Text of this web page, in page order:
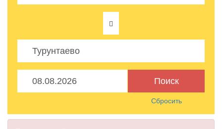
Поиск
Сбросить